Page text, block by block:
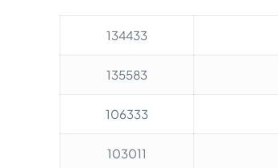
134433
135583
106333
103011